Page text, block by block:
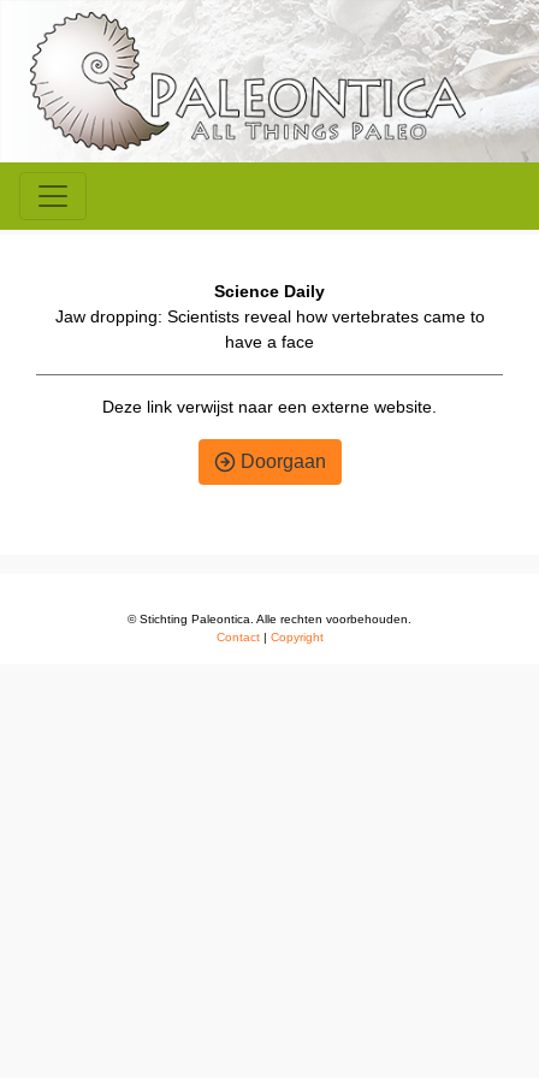
Science Daily
Jaw dropping: Scientists reveal how vertebrates came to
have a face
Deze link verwijst naar een externe website.
Doorgaan
© Stichting Paleontica. Alle rechten voorbehouden.
Contact| Copyright